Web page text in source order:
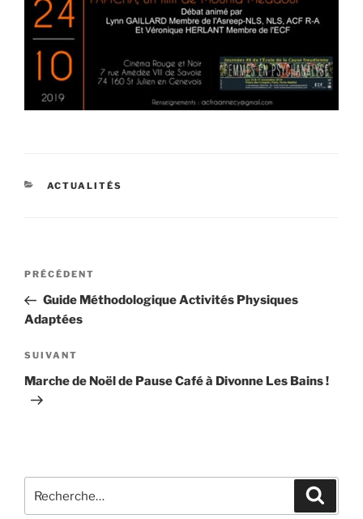
CATÉGORIES
ACTUALITÉS
Navigation
l’article
Article
précédent
PRÉCÉDENT
Guide Méthodologique Activités Physiques
Adaptées
Article
suivant
SUIVANT
Marche de Noël de Pause Café à Divonne Les Bains !
pour